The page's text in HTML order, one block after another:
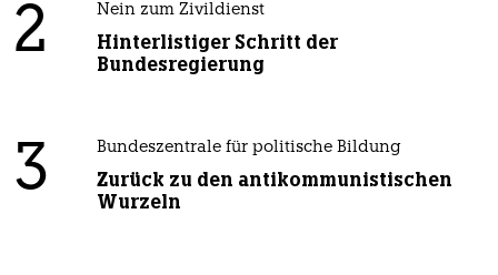
2 Nein zum Zivildienst
Hinterlistiger Schritt der
Bundesregierung
3 Bundeszentrale für politische Bildung
Zurück zu den antikommunistischen
Wurzeln